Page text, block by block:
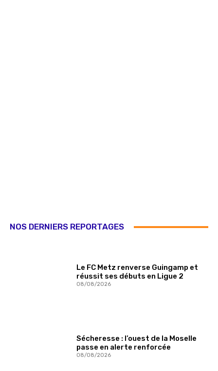
NOS DERNIERS REPORTAGES
Le FC Metz renverse Guingamp et
réussit ses débuts en Ligue 2
08/08/2026
Sécheresse : l’ouest de la Moselle
passe en alerte renforcée
08/08/2026